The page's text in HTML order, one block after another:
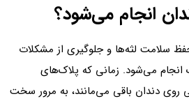
انجام می‌شود؟
سلامت لثه‌ها و جلوگیری از مشکلات
انجام می‌شود. زمانی که پلاک‌های
روی دندان باقی می‌مانند، به مرور سخت